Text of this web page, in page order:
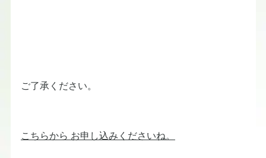
ご了承ください。
こちらから お申し込みくださいね。